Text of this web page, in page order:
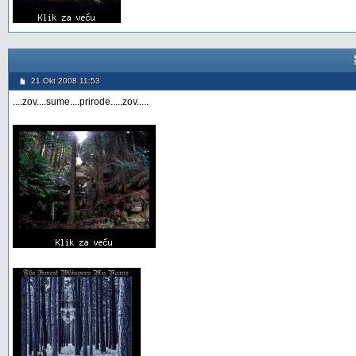
21 Okt 2008 11:53
....zov....sume....prirode.....zov.....